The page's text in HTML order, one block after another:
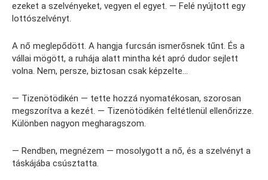
ezeket a szelvényeket, vegyen el egyet. — Felé nyújtott egy
lottószelvényt.
A nő meglepődött. A hangja furcsán ismerősnek tűnt. És a
vállai mögött, a ruhája alatt mintha két apró dudor sejlett
volna. Nem, persze, biztosan csak képzelte…
— Tizenötödikén — tette hozzá nyomatékosan, szorosan
megszorítva a kezét. — Tizenötödikén feltétlenül ellenőrizze.
Különben nagyon megharagszom.
— Rendben, megnézem — mosolygott a nő, és a szelvényt a
táskájába csúsztatta.